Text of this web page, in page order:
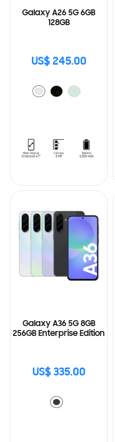
Galaxy A26 5G 6GB
128GB
US$ 245.00
Galaxy A36 5G 8GB
256GB Enterprise Edition
US$ 335.00